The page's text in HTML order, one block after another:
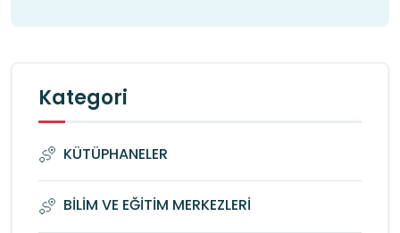
Kategori
KÜTÜPHANELER
BİLİM VE EĞİTİM MERKEZLERİ